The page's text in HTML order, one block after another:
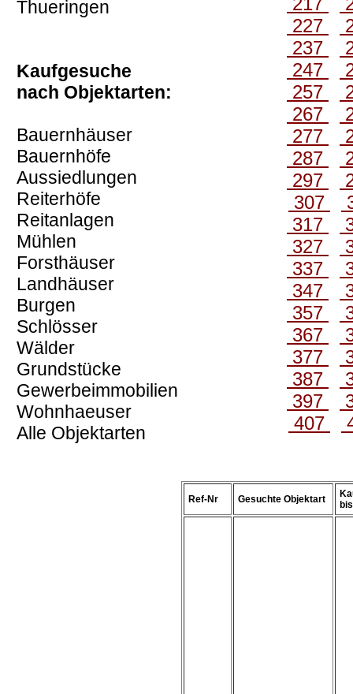
Thueringen
Kaufgesuche
nach Objektarten:
Bauernhäuser
Bauernhöfe
Aussiedlungen
Reiterhöfe
Reitanlagen
Mühlen
Forsthäuser
Landhäuser
Burgen
Schlösser
Wälder
Grundstücke
Gewerbeimmobilien
Wohnhaeuser
Alle Objektarten
227
237
247
257
267
277
287
297
307
317
327
337
347
357
367
377
387
397
407
Ref-Nr Gesuchte Objektart